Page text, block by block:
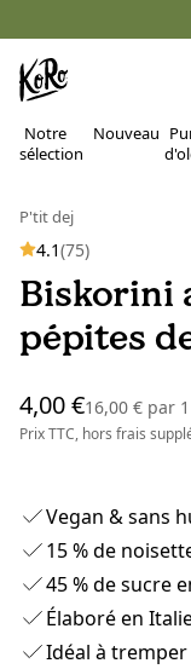
Notre
sélection
Nouveau
P'tit dej
4.1(75)
Biskorini
pépites
4,00 €16,00 € par
Prix TTC, hors frais
Vegan & sans
15 % de
45 % de sucre
Élaboré en
Idéal à